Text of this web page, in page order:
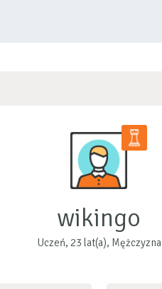
wikingo
Uczeń, 23 lat(a), Mężczyzna